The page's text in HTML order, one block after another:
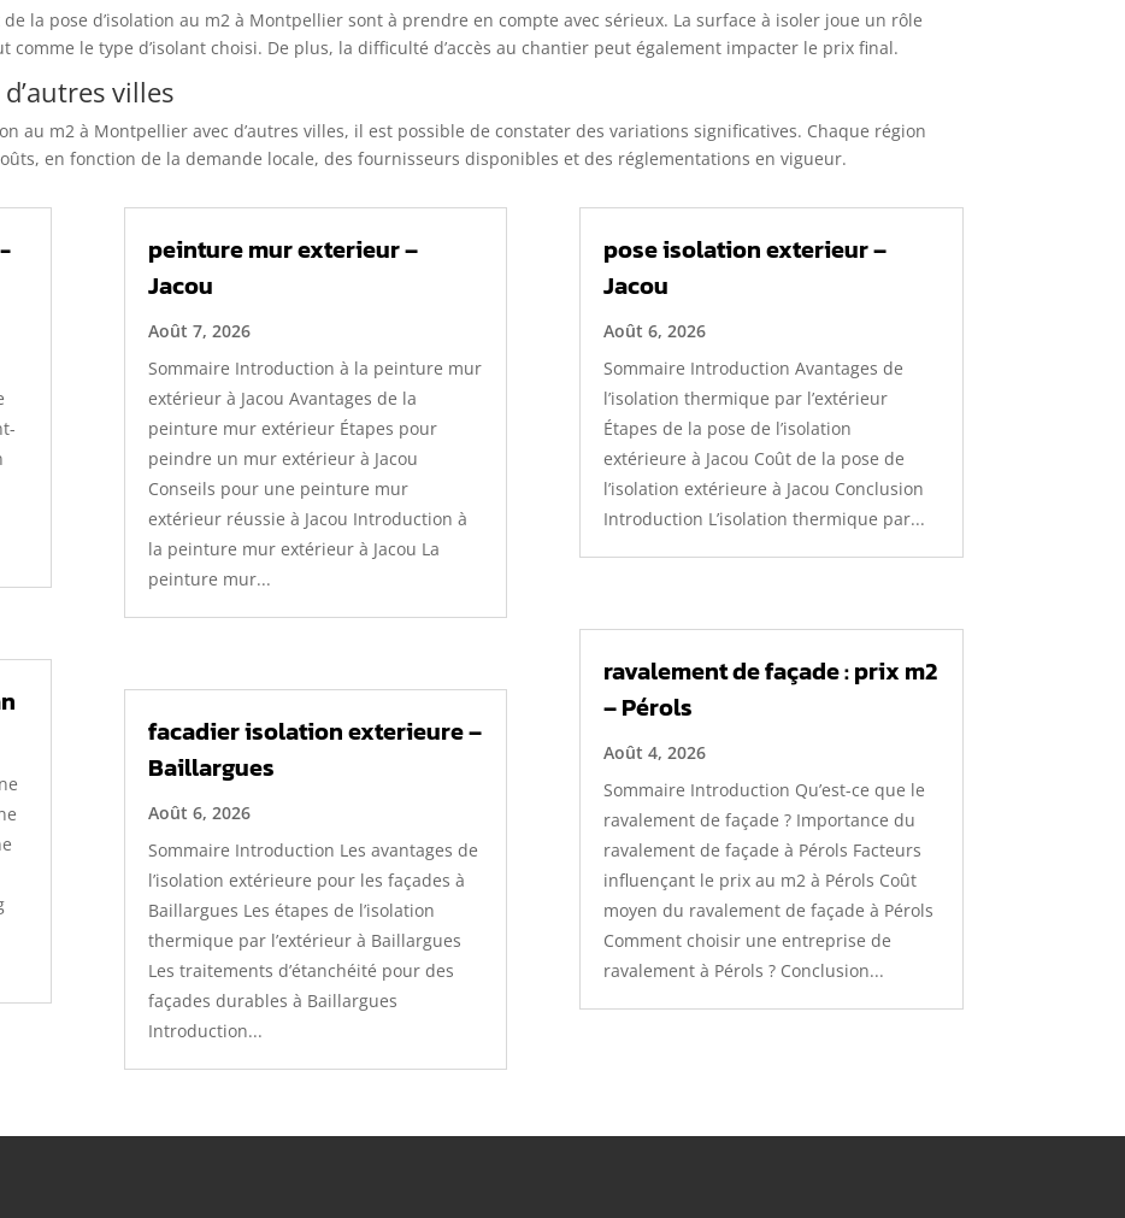
la pose d’isolation au m2 à Montpellier sont à prendre en compte avec sérieux. La surface à isoler joue un rôle
le type d’isolant choisi. De plus, la difficulté d’accès au chantier peut également impacter le prix final.
villes
au m2 à Montpellier avec d’autres villes, il est possible de constater des variations significatives. Chaque région
en fonction de la demande locale, des fournisseurs disponibles et des réglementations en vigueur.
peinture mur exterieur –
Jacou
Août 7, 2026
Sommaire Introduction à la peinture mur
extérieur à Jacou Avantages de la
peinture mur extérieur Étapes pour
peindre un mur extérieur à Jacou
Conseils pour une peinture mur
extérieur réussie à Jacou Introduction à
la peinture mur extérieur à Jacou La
peinture mur...
facadier isolation exterieure –
Baillargues
Août 6, 2026
Sommaire Introduction Les avantages de
l’isolation extérieure pour les façades à
Baillargues Les étapes de l’isolation
thermique par l’extérieur à Baillargues
Les traitements d’étanchéité pour des
façades durables à Baillargues
Introduction...
pose isolation exterieur –
Jacou
Août 6, 2026
Sommaire Introduction Avantages de
l’isolation thermique par l’extérieur
Étapes de la pose de l’isolation
extérieure à Jacou Coût de la pose de
l’isolation extérieure à Jacou Conclusion
Introduction L’isolation thermique par...
ravalement de façade : prix m2
– Pérols
Août 4, 2026
Sommaire Introduction Qu’est-ce que le
ravalement de façade ? Importance du
ravalement de façade à Pérols Facteurs
influençant le prix au m2 à Pérols Coût
moyen du ravalement de façade à Pérols
Comment choisir une entreprise de
ravalement à Pérols ? Conclusion...